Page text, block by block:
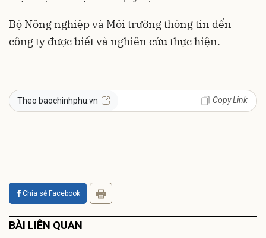
Bộ Nông nghiệp và Môi trường thông tin đến
công ty được biết và nghiên cứu thực hiện.
Theo baochinhphu.vn Copy Link
Chia sẻ Facebook
BÀI LIÊN QUAN